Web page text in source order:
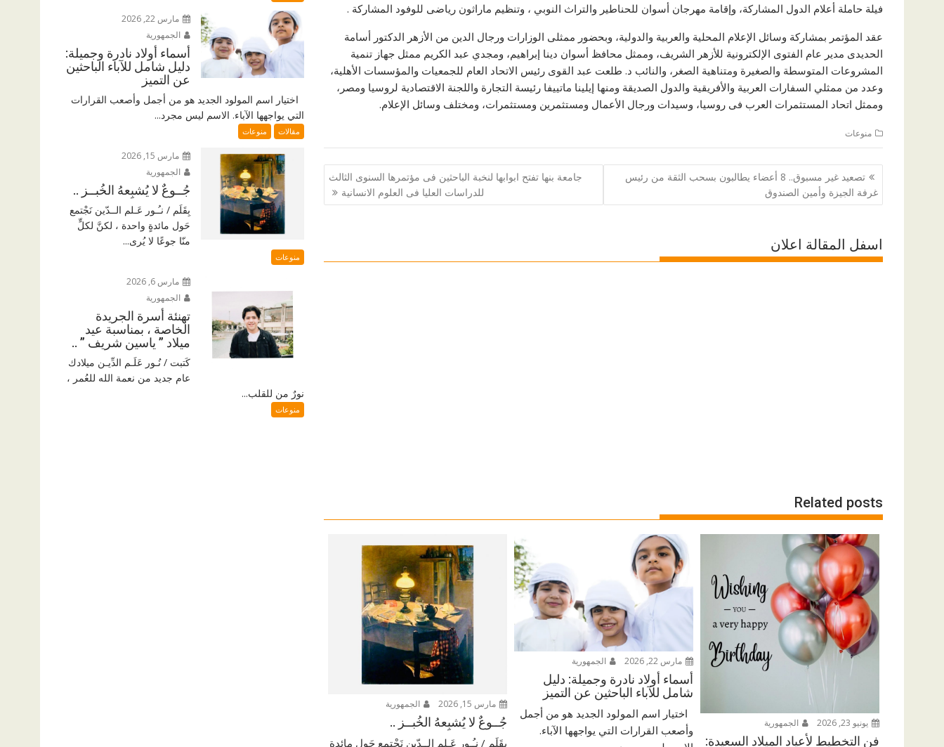
فيلة حاملة أعلام الدول المشاركة، وإقامة مهرجان أسوان للحناطير والتراث النوبي ، وتنظيم ماراثون رياضى للوفود المشاركة .
عقد المؤتمر بمشاركة وسائل الإعلام المحلية والعربية والدولية، وبحضور ممثلى الوزارات ورجال الدين من الأزهر الدكتور أسامة
الحديدى مدير عام الفتوى الإلكترونية للأزهر الشريف، وممثل محافظ أسوان دينا إبراهيم، ومجدي عبد الكريم ممثل جهاز تنمية
المشروعات المتوسطة والصغيرة ومتناهية الصغر، والنائب د. طلعت عبد القوى رئيس الاتحاد العام للجمعيات والمؤسسات الأهلية،
وعدد من ممثلي السفارات العربية والأفريقية والدول الصديقة ومنها إيلينا ماتييفا رئيسة التجارة واللجنة الاقتصادية لروسيا ومصر،
وممثل اتحاد المستثمرات العرب فى روسيا، وسيدات ورجال الأعمال ومستثمرين ومستثمرات، ومختلف وسائل الإعلام.
منوعات
تصفّح
المقالات
تصعيد غير مسبوق.. 8 أعضاء يطالبون بسحب الثقة من رئيس
غرفة الجيزة وأمين الصندوق
جامعة بنها تفتح ابوابها لنخبة الباحثين فى مؤتمرها السنوى الثالث
للدراسات العليا فى العلوم الانسانية
اسفل المقالة اعلان
Related posts
يونيو 23, 2026 الجمهورية
فن التخطيط لأعياد الميلاد السعيدة:
مارس 22, 2026 الجمهورية
أسماء أولاد نادرة وجميلة: دليل
شامل للآباء الباحثين عن التميز
اختيار اسم المولود الجديد هو من أجمل
وأصعب القرارات التي يواجهها الآباء.
مارس 15, 2026 الجمهورية
جُــوعٌ لا يُشبِعهُ الخُبــز ..
بِقَلَم / نـُـور عَـلم الــدّين نَجْتمع حَول مائدةٍ
مارس 22, 2026
الجمهورية
أسماء أولاد نادرة وجميلة:
دليل شامل للآباء الباحثين
عن التميز
اختيار اسم المولود الجديد هو من أجمل وأصعب القرارات
التي يواجهها الآباء. الاسم ليس مجرد...
مقالات منوعات
مارس 15, 2026
الجمهورية
جُــوعٌ لا يُشبِعهُ الخُبــز ..
بِقَلَم / نـُـور عَـلم الــدّين نَجْتمع
حَول مائدةٍ واحدة ، لكنَّ لكلٍّ
منّا جوعًا لا يُرى...
منوعات
مارس 6, 2026
الجمهورية
تهنئة أسرة الجريدة
الخاصة ، بمناسبة عيد
ميلاد ” ياسين شريف ” ..
كَتبت / نُـور عَلَـم الدِّيـن ميلادك
عام جديد من نعمة الله للعُمر ،
نورٌ من للقلب...
منوعات